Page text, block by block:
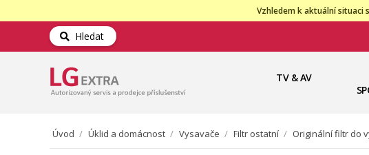
Vzhledem k aktuální situaci
Hledat
TV & AV
Úvod / Úklid a domácnost / Vysavače / Filtr ostatní / Originální filtr do